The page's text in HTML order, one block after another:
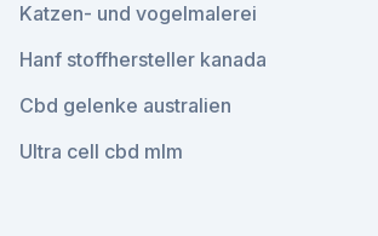
Katzen- und vogelmalerei
Hanf stoffhersteller kanada
Cbd gelenke australien
Ultra cell cbd mlm